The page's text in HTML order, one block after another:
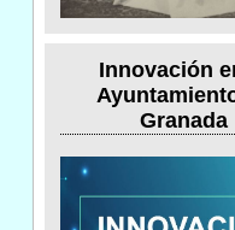
Innovación
Granada